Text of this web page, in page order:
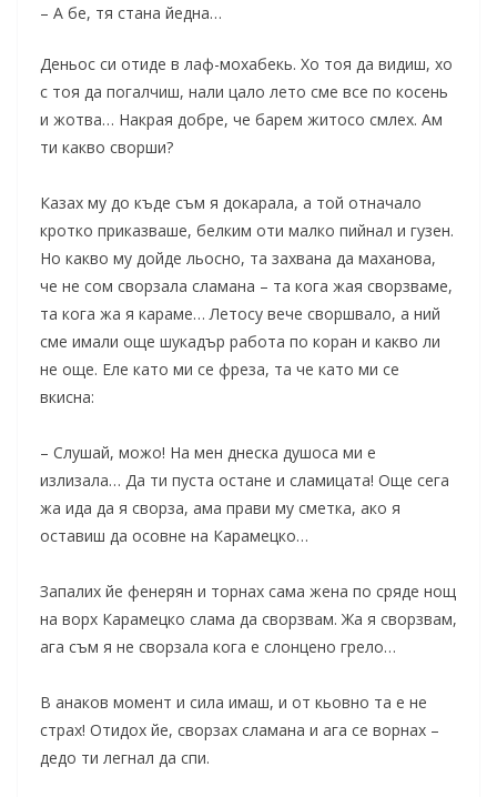
– А бе, тя стана йедна…
Деньос си отиде в лаф-мохабекь. Хо тоя да видиш, хо
с тоя да погалчиш, нали цало лето сме все по косень
и жотва… Накрая добре, че барем житосо смлех. Ам
ти какво сворши?
Казах му до къде съм я докарала, а той отначало
кротко приказваше, белким оти малко пийнал и гузен.
Но какво му дойде льосно, та захвана да маханова,
че не сом сворзала сламана – та кога жая сворзваме,
та кога жа я караме… Летосу вече своршвало, а ний
сме имали още шукадър работа по коран и какво ли
не още. Еле като ми се фреза, та че като ми се
вкисна:
– Слушай, можо! На мен днеска душоса ми е
излизала… Да ти пуста остане и сламицата! Още сега
жа ида да я сворза, ама прави му сметка, ако я
оставиш да осовне на Карамецко…
Запалих йе фенерян и торнах сама жена по сряде нощ
на ворх Карамецко слама да сворзвам. Жа я сворзвам,
ага съм я не сворзала кога е слонцено грело…
B анаков момент и сила имаш, и от кьовно та е не
страх! Отидох йе, сворзах сламана и ага се ворнах –
дедо ти легнал да спи.